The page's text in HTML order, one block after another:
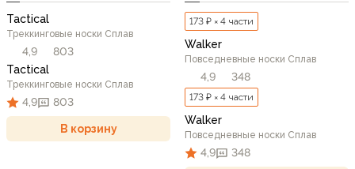
Tactical
Треккинговые носки Сплав
4,9
803
Tactical
Треккинговые носки Сплав
4,9 803
В корзину
173 ₽ × 4 части
Walker
Повседневные носки Сплав
4,9 348
173 ₽ × 4 части
Walker
Повседневные носки Сплав
4,9 348